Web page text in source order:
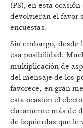
(PS), en esta
devolvieran el favor
encuestas.
Sin embargo, desde
esa posibilidad.
multiplicación de
del mensaje de los
favorece, en gran
esta ocasión el
claramente más de
de izquierdas que le